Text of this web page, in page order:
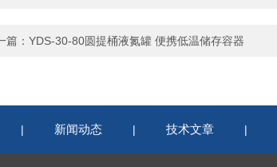
篇： YDS-30-80圆提桶液氮罐 便携低温储存容器
| 新闻动态 | 技术文章 |